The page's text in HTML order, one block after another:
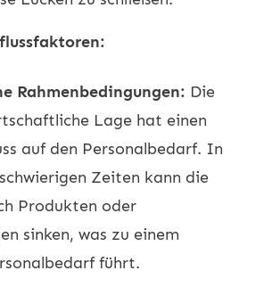
Rahmenbedingungen: Die
Lage hat einen
auf den Personalbedarf. In
Zeiten kann die
Produkten oder
sinken, was zu einem
führt.